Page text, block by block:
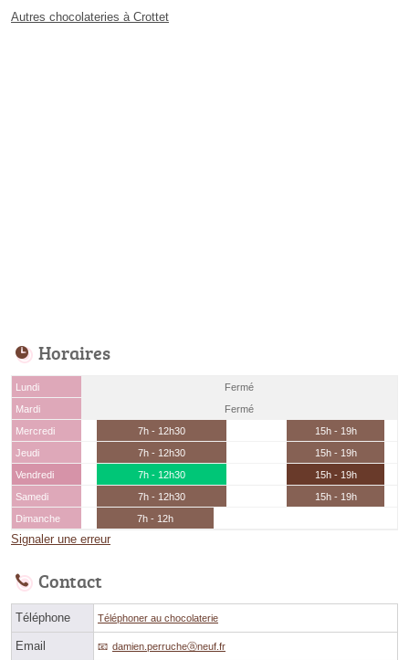
Autres chocolateries à Crottet
Horaires
Lundi
Fermé
Mardi
Fermé
Mercredi
7h - 12h30
15h - 19h
Jeudi
7h - 12h30
15h - 19h
Vendredi
7h - 12h30
15h - 19h
Samedi
7h - 12h30
15h - 19h
Dimanche
7h - 12h
Signaler une erreur
Contact
Téléphone Téléphoner au chocolaterie
Email damien.perrucheⓐneuf.fr